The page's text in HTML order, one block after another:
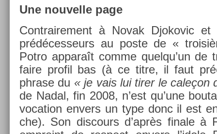
Une nouvel­le page
Contra­ire­ment à Novak Djokovic
prédéces­seurs au poste de «
Potro ap­paraît comme quel­qu’un de
faire pro­fil bas (à ce titre, il faut
phrase du « je vais lui tirer le caleçon
de Nadal, fin 2008, n’est qu’une
voca­tion en­v­ers un type donc il est
che). Son dis­cours d’après fin­ale à